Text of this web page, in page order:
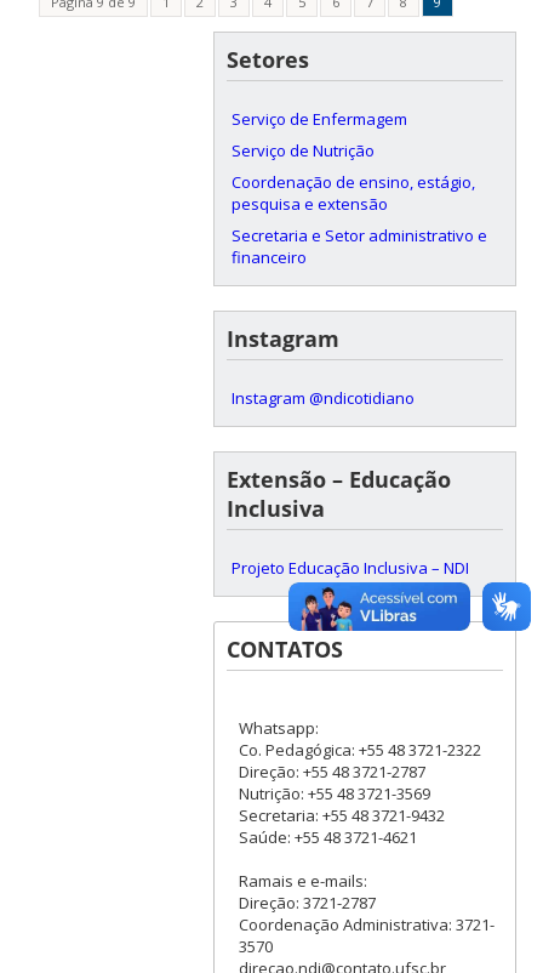
Setores
Serviço de Enfermagem
Serviço de Nutrição
Coordenação de ensino, estágio,
pesquisa e extensão
Secretaria e Setor administrativo e
financeiro
Instagram
Instagram @ndicotidiano
Extensão – Educação
Inclusiva
Projeto Educação Inclusiva – NDI
CONTATOS
Whatsapp:
Co. Pedagógica: +55 48 3721-2322
Direção: +55 48 3721-2787
Nutrição: +55 48 3721-3569
Secretaria: +55 48 3721-9432
Saúde: +55 48 3721-4621
Ramais e e-mails:
Direção: 3721-2787
Coordenação Administrativa: 3721-
3570
direcao.ndi@contato.ufsc.br